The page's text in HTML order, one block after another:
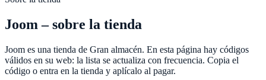
Joom – sobre la tienda
Joom es una tienda de Gran almacén. En esta página hay códigos
válidos en su web: la lista se actualiza con frecuencia. Copia el
código o entra en la tienda y aplícalo al pagar.